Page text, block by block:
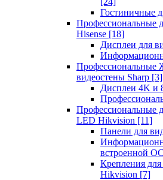
Гостиничные
Профессиональные
Hisense [18]
Дисплеи для
Профессиональные
видеостены Sharp [3]
Дисплеи 4K и
Профессиональные
LED Hikvision [11]
Панели для
встроенной
Крепления для
Hikvision [7]